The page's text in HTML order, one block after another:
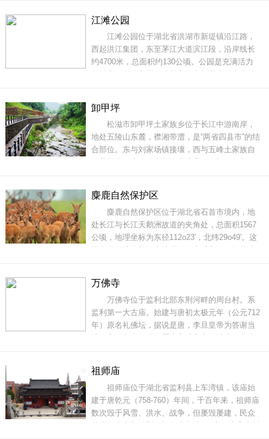
之约，是迎接春天的仪式。太湖港桃花村的桃花
占地约500亩，桃花预计于3月中下旬开放，花期
约有一个
江滩公园
江滩公园位于湖北省洪湖市新堤镇沿江路，
西起洪江集团，东至茅江大道滨江段，沿岸线长
约4700米，总面积约130公顷。公园是充满活力
邂逅与现代城市生活温馨相伴。放眼望去江滩公
园内有长椅供游人休息观景，还设有老人健身设
备，是
卸甲坪
松滋市卸甲坪土家族乡位于长江中游南岸，
地处五陵山东麓，襟湘带澧，是“两省四县市”的结
合部位。东与刘家场镇接壤，西与五峰土家族自
岭也有特产丰富的冲积平原；既有幽深峡谷泛潺
潺流水，也有山间盆地衬层层梯田。这里气侯
麋鹿自然保护区
麋鹿自然保护区位于湖北省石首市境内，地
处长江与长江天鹅洲故道的夹角处，总面积1567
公顷，地理坐标为东径112o23′，北纬29o49′。这
种，是黑鹳、东方大白鹳、天鹅、大鸨等国家一
级保护鸟类的重要栖息地，保护区丰富的生物多
样性被生物
万佛寺
万佛寺位于监利北部东荆河畔的周台村。系
监利第一大古庙。始建与唐初太极元年（公元712
年）原名礼佛坛，据说是唐，李旦皇帝为答谢当
寺，后有周台举人郭为光为首又将万佛寺进一步
修建完善，令此寺成为享誉湘鄂两省，在监利，
仙桃，洪湖，潜江
祖师庙
祖师庙位于湖北省监利县上车湾镇，该庙始
建于唐乾元（758-760）年间，千百年来，祖师庙
数次毁于风雪、洪水、战争，但屡毁屡建，民众
的崇拜也愈加浓烈，祖师庙占地500亩，庙宇内树